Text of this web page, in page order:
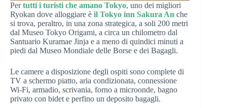
Pertutti i turisti che amano Tokyo, uno dei migliori
Ryokan dove alloggiare è il Tokyo inn Sakura An che
si trova, peraltro, in una zona strategica, a soli 200 metri
dal Museo Tokyo Origami, a circa un chilometro dal
Santuario Kuramae Jinja e a meno di quindici minuti a
piedi dal Museo Mondiale delle Borse e dei Bagagli.
Le camere a disposizione degli ospiti sono complete di
TV a schermo piatto, aria condizionata, connessione
Wi-Fi, armadio, scrivania, forno a microonde, bagno
privato con bidet e perfino un deposito bagagli.